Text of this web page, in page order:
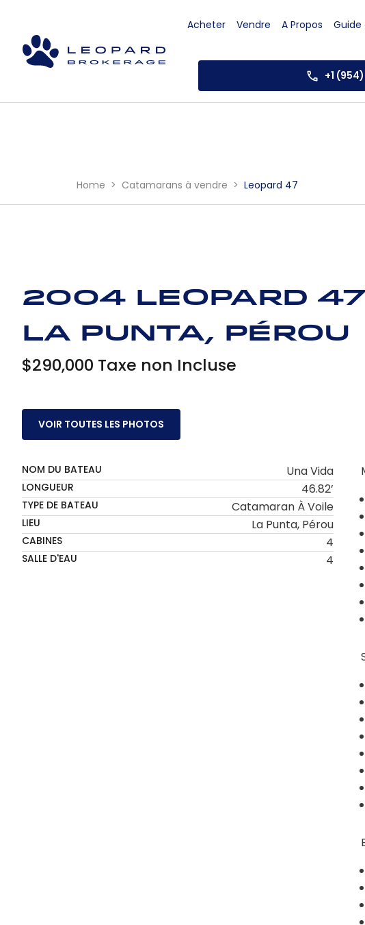
Acheter Vendre A Propos Guide
+1
Home Catamarans à vendre Leopard 47
2004 Leopard 47
La Punta, Pérou
$290,000 Taxe non Incluse
VOIR TOUTES LES PHOTOS
NOM DU BATEAU Una Vida
LONGUEUR 46.82’
TYPE DE BATEAU Catamaran À Voile
LIEU La Punta, Pérou
CABINES 4
SALLE D'EAU 4